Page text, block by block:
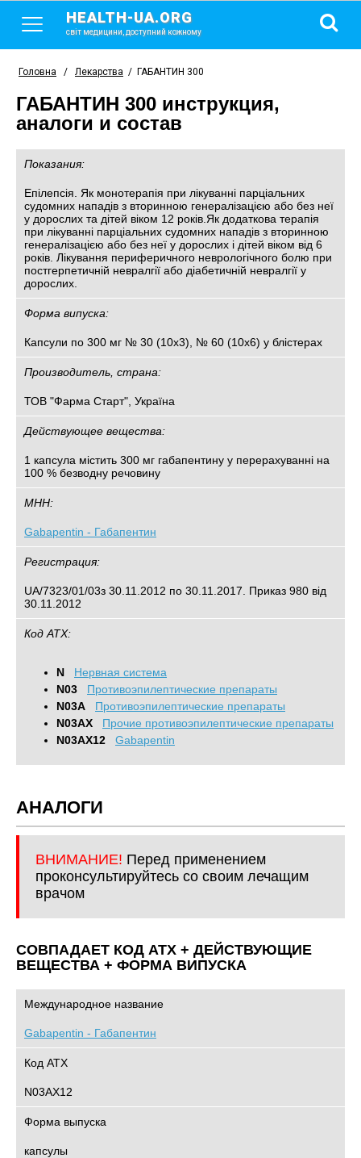
HEALTH-UA.ORG
світ медицини, доступний кожному
Головна / Лекарства / ГАБАНТИН 300
ГАБАНТИН 300 инструкция,
аналоги и состав
Показания:
Епілепсія. Як монотерапія при лікуванні парціальних
судомних нападів з вторинною генералізацією або без неї
у дорослих та дітей віком 12 років.Як додаткова терапія
при лікуванні парціальних судомних нападів з вторинною
генералізацією або без неї у дорослих і дітей віком від 6
років. Лікування периферичного неврологічного болю при
постгерпетичній невралгії або діабетичній невралгії у
дорослих.
Форма випуска:
Капсули по 300 мг № 30 (10х3), № 60 (10х6) у блістерах
Производитель, страна:
ТОВ "Фарма Старт", Україна
Действующее вещества:
1 капсула містить 300 мг габапентину у перерахуванні на
100 % безводну речовину
МНН:
Gabapentin - Габапентин
Регистрация:
UA/7323/01/03з 30.11.2012 по 30.11.2017. Приказ 980 від
30.11.2012
Код АТХ:
N
Нервная система
N03
Противоэпилептические препараты
N03A
Противоэпилептические препараты
N03AX
Прочие противоэпилептические препараты
N03AX12
Gabapentin
АНАЛОГИ
ВНИМАНИЕ! Перед применением
проконсультируйтесь со своим лечащим
врачом
СОВПАДАЕТ КОД ATХ + ДЕЙСТВУЮЩИЕ
ВЕЩЕСТВА + ФОРМА ВИПУСКА
Международное название
Gabapentin - Габапентин
Код АТХ
N03AX12
Форма выпуска
капсулы